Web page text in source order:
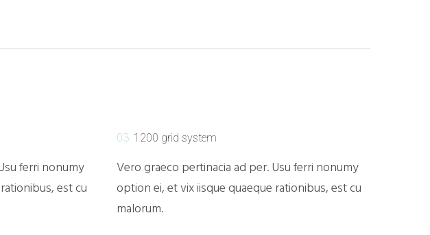
ferri nonumy
est cu
03. 1200 grid system
Vero graeco pertinacia ad per. Usu ferri nonumy
option ei, et vix iisque quaeque rationibus, est cu
malorum.